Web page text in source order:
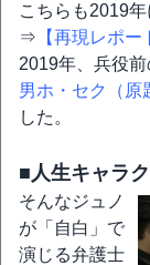
こちらも2019
⇒ 【再現レポー
2019年、兵役
男ホ・セク（原
した。
■人生キャラ
そんなジュノ
が「自白」で
演じる弁護士